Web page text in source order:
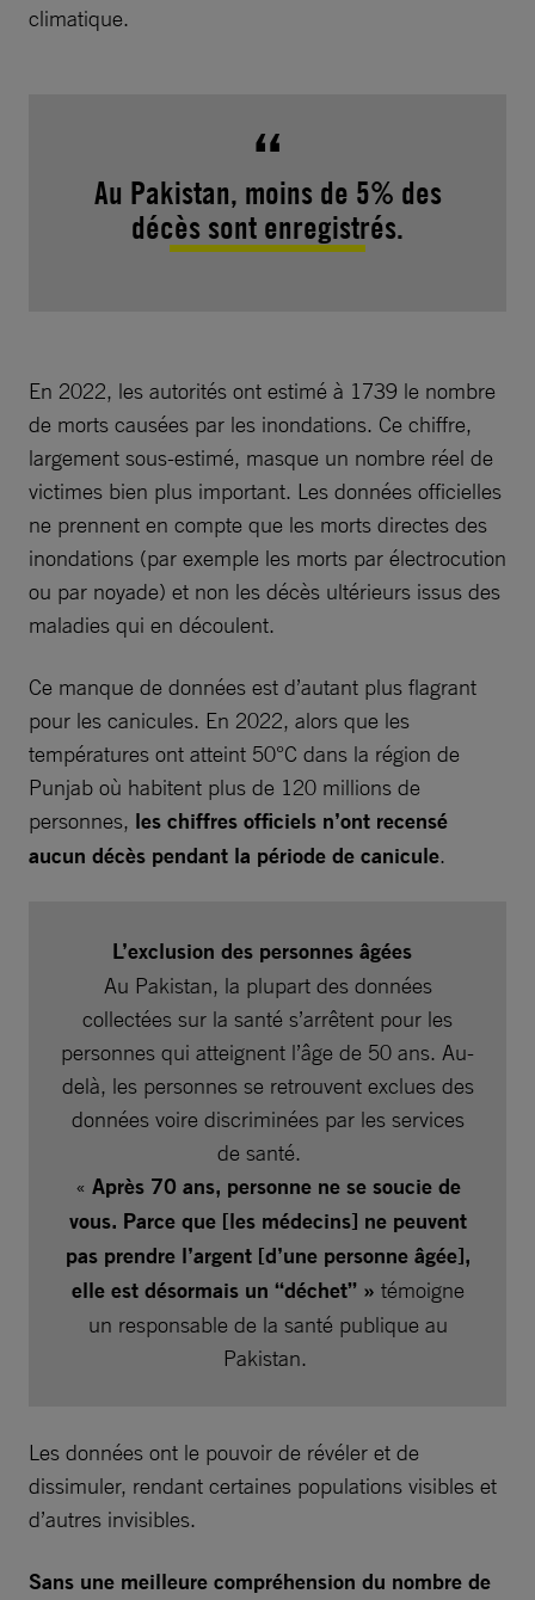
climatique.
Au Pakistan, moins de 5% des
décès sont enregistrés.
En 2022, les autorités ont estimé à 1739 le nombre
de morts causées par les inondations. Ce chiffre,
largement sous-estimé, masque un nombre réel de
victimes bien plus important. Les données officielles
ne prennent en compte que les morts directes des
inondations (par exemple les morts par électrocution
ou par noyade) et non les décès ultérieurs issus des
maladies qui en découlent.
Ce manque de données est d’autant plus flagrant
pour les canicules. En 2022, alors que les
températures ont atteint 50°C dans la région de
Punjab où habitent plus de 120 millions de
personnes, les chiffres officiels n’ont recensé
aucun décès pendant la période de canicule.
L’exclusion des personnes âgées
Au Pakistan, la plupart des données
collectées sur la santé s’arrêtent pour les
personnes qui atteignent l’âge de 50 ans. Au-
delà, les personnes se retrouvent exclues des
données voire discriminées par les services
de santé.
« Après 70 ans, personne ne se soucie de
vous. Parce que [les médecins] ne peuvent
pas prendre l’argent [d’une personne âgée],
elle est désormais un “déchet” » témoigne
un responsable de la santé publique au
Pakistan.
Les données ont le pouvoir de révéler et de
dissimuler, rendant certaines populations visibles et
d’autres invisibles.
Sans une meilleure compréhension du nombre de